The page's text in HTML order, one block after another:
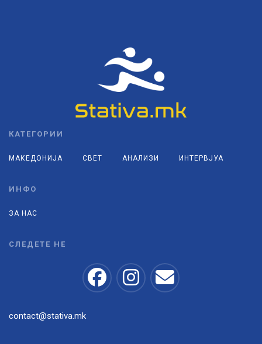
КАТЕГОРИИ
МАКЕДОНИЈА СВЕТ АНАЛИЗИ ИНТЕРВЈУА
ИНФО
ЗА НАС
СЛЕДЕТЕ НЕ
contact@stativa.mk